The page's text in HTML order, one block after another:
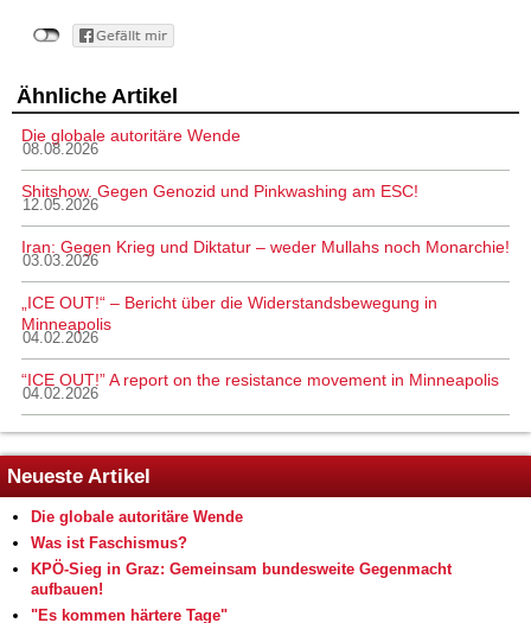
Ähnliche Artikel
Die globale autoritäre Wende
08.08.2026
Shitshow. Gegen Genozid und Pinkwashing am ESC!
12.05.2026
Iran: Gegen Krieg und Diktatur – weder Mullahs noch Monarchie!
03.03.2026
„ICE OUT!“ – Bericht über die Widerstandsbewegung in
Minneapolis
04.02.2026
“ICE OUT!” A report on the resistance movement in Minneapolis
04.02.2026
Neueste Artikel
Die globale autoritäre Wende
Was ist Faschismus?
KPÖ-Sieg in Graz: Gemeinsam bundesweite Gegenmacht
aufbauen!
"Es kommen härtere Tage"